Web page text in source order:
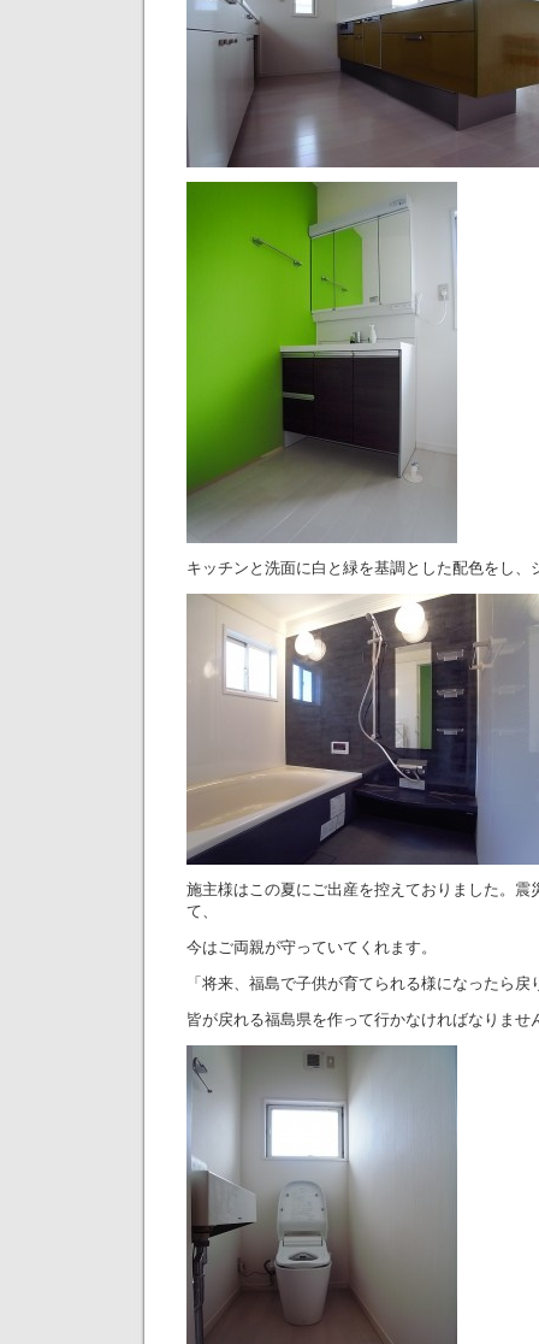
キッチンと洗面に白と緑を基調とした配色をし、
施主様はこの夏にご出産を控えておりました。震
て、
今はご両親が守っていてくれます。
「将来、福島で子供が育てられる様になったら
皆が戻れる福島県を作って行かなければなりませ